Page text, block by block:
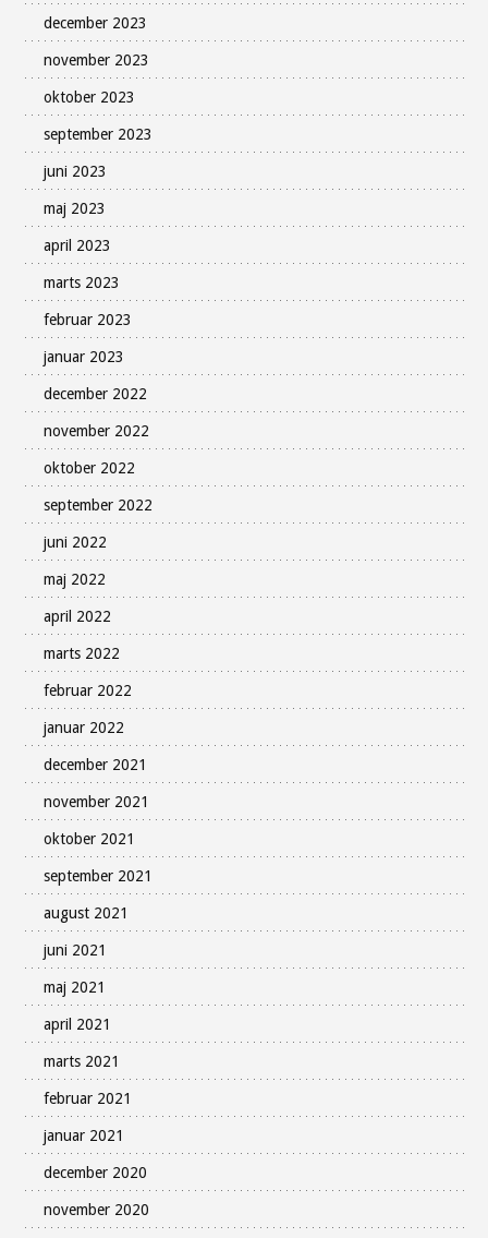
december 2023
november 2023
oktober 2023
september 2023
juni 2023
maj 2023
april 2023
marts 2023
februar 2023
januar 2023
december 2022
november 2022
oktober 2022
september 2022
juni 2022
maj 2022
april 2022
marts 2022
februar 2022
januar 2022
december 2021
november 2021
oktober 2021
september 2021
august 2021
juni 2021
maj 2021
april 2021
marts 2021
februar 2021
januar 2021
december 2020
november 2020